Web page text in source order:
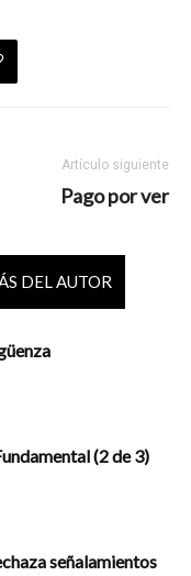
Artículo siguiente
Pago por ver
DEL AUTOR
(2 de 3)
señalamientos